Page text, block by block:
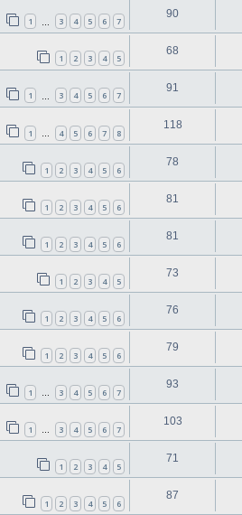
1 3 4 5 6 7
90
1 2 3 4 5
68
1 3 4 5 6 7
91
1 4 5 6 7 8
118
1 2 3 4 5 6
78
1 2 3 4 5 6
81
1 2 3 4 5 6
81
1 2 3 4 5
73
1 2 3 4 5 6
76
1 2 3 4 5 6
79
1 … 3 4 5 6 7
93
1 … 3 4 5 6 7
103
1 2 3 4 5
71
1 2 3 4 5 6
87